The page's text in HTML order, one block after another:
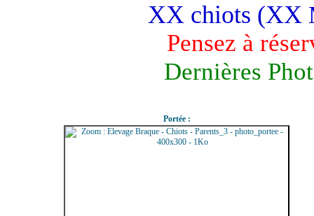
XX chiots (XX
Pensez à
Dernières
Portée :